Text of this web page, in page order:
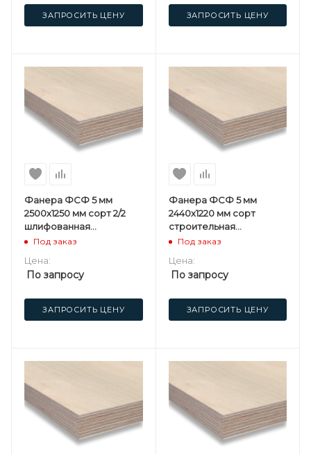
ЗАПРОСИТЬ ЦЕНУ ЗАПРОСИТЬ ЦЕНУ
Фанера ФСФ 5 мм
2500х1250 мм сорт 2/2
шлифованная
березовая
Под заказ
Цена:
По запросу
ЗАПРОСИТЬ ЦЕНУ
Фанера ФСФ 5 мм
2440х1220 мм сорт
строительная
нешлифованная
Под заказ
Цена:
По запросу
ЗАПРОСИТЬ ЦЕНУ